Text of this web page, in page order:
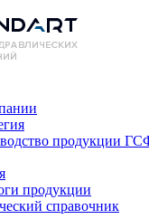
продукции
продукции
справочник